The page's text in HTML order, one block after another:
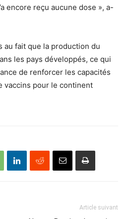
encore reçu aucune dose », a-
au fait que la production du
les pays développés, ce qui
de renforcer les capacités
vaccins pour le continent
Article suivant